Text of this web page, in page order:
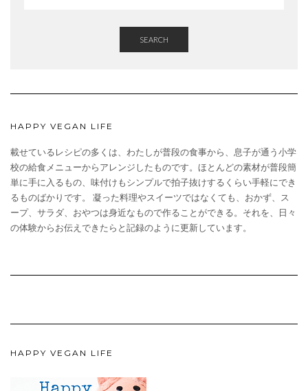
SEARCH
HAPPY VEGAN LIFE
載せているレシピの多くは、わたしが普段の食事から、息子が通う小学
校の給食メニューからアレンジしたものです。ほとんどの素材が普段簡
単に手に入るもの、味付けもシンプルで拍子抜けするくらい手軽にでき
るものばかりです。 凝った料理やスイーツではなくても、おかず、ス
ープ、サラダ、おやつは身近なもので作ることができる。それを、日々
の体験からお伝えできたらと記録のように更新しています。
HAPPY VEGAN LIFE